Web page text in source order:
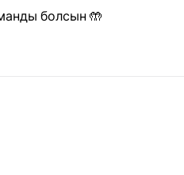
болсын 🤲